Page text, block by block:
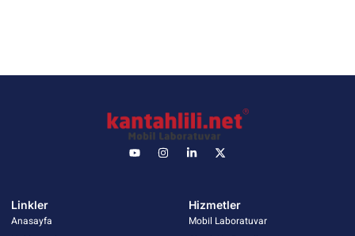
Linkler
Anasayfa
Hizmetler
Mobil Laboratuvar